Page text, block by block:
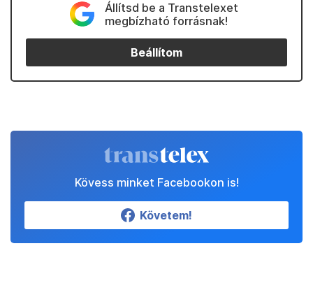
Állítsd be a Transtelexet
megbízható forrásnak!
Beállítom
Kövess minket Facebookon is!
Követem!